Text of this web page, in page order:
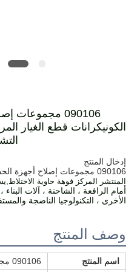
090106
الكونيكرانات قطع الغيار
إدخال المنتج
090106 مجموعات إصلاح أجهزة الحد الدوري
المنتشر المركز فوهة حاوية الاختلاط,
أمام الرافعة ، الشاحنة ، آلات
الأخرى ، التكنولوجيا الناضجة
وصف المنتج
اسم المنتج
090106 مجموعات إصلاح أجهزة الحد الدوري